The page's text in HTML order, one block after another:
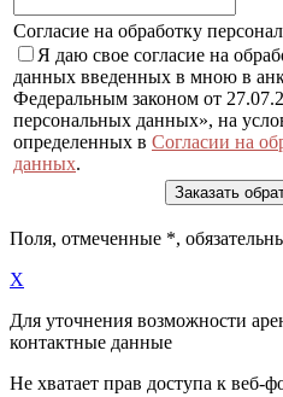
Согласие на обработку
Я даю свое согласие на
данных введенных в мною в
Федеральным законом от
персональных данных», на
определенных в Согласии на
данных.
Поля, отмеченные *,
X
Для уточнения возможности
контактные данные
Не хватает прав доступа к веб-